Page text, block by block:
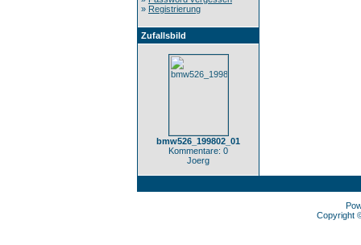
» Registrierung
Zufallsbild
bmw526_199802_01
Kommentare: 0
Joerg
Copyright